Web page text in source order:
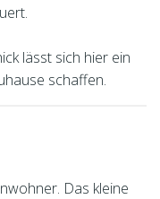
lässt sich hier ein
schaffen.
Das kleine